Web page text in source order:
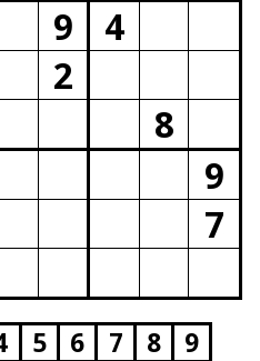
9
4
2
8
9
7
5 6 7 8 9